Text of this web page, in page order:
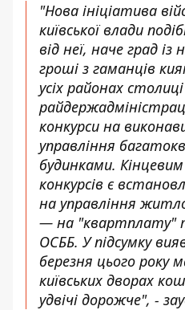
"Нова ініціатива
київської влади
від неї, наче град
гроші з гаманців
усіх районах столиці
конкурси на
управління
будинками.
конкурсів є
на управління
— на "квартплату"
ОСББ. У підсумку
березня цього року
київських дворах
удвічі дорожче", -